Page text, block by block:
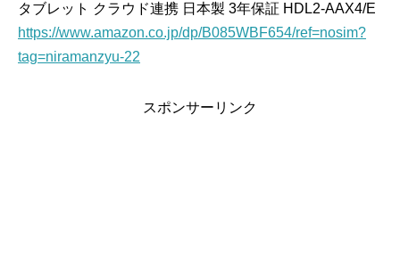
タブレット クラウド連携 日本製 3年保証 HDL2-AAX4/E
https://www.amazon.co.jp/dp/B085WBF654/ref=nosim?
tag=niramanzyu-22
スポンサーリンク